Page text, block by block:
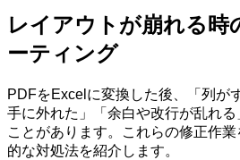
レイアウトが崩れる時
ーティング
PDFをExcelに変換した後、「列が
手に外れた」「余白や改行が乱れ
ことがあります。これらの修正作
的な対処法を紹介します。